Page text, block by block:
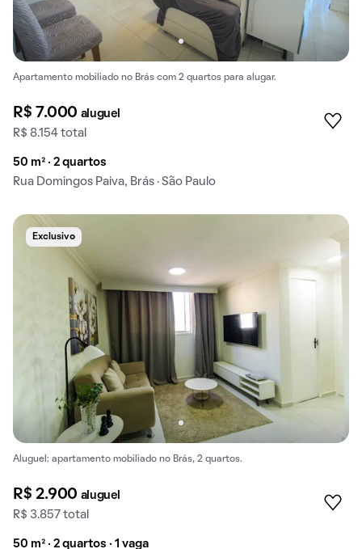
Apartamento mobiliado no Brás com 2 quartos para alugar.
R$ 7.000 aluguel
R$ 8.154 total
50 m² · 2 quartos
Rua Domingos Paiva, Brás · São Paulo
Exclusivo
Aluguel: apartamento mobiliado no Brás, 2 quartos.
R$ 2.900 aluguel
R$ 3.857 total
50 m² · 2 quartos · 1 vaga